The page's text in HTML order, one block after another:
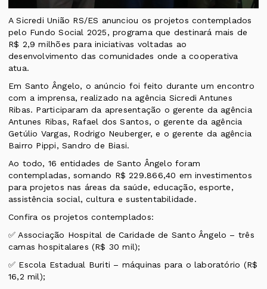
A Sicredi União RS/ES anunciou os projetos contemplados
pelo Fundo Social 2025, programa que destinará mais de
R$ 2,9 milhões para iniciativas voltadas ao
desenvolvimento das comunidades onde a cooperativa
atua.
Em Santo Ângelo, o anúncio foi feito durante um encontro
com a imprensa, realizado na agência Sicredi Antunes
Ribas. Participaram da apresentação o gerente da agência
Antunes Ribas, Rafael dos Santos, o gerente da agência
Getúlio Vargas, Rodrigo Neuberger, e o gerente da agência
Bairro Pippi, Sandro de Biasi.
Ao todo, 16 entidades de Santo Ângelo foram
contempladas, somando R$ 229.866,40 em investimentos
para projetos nas áreas da saúde, educação, esporte,
assistência social, cultura e sustentabilidade.
Confira os projetos contemplados:
✅ Associação Hospital de Caridade de Santo Ângelo – três
camas hospitalares (R$ 30 mil);
✅ Escola Estadual Buriti – máquinas para o laboratório (R$
16,2 mil);